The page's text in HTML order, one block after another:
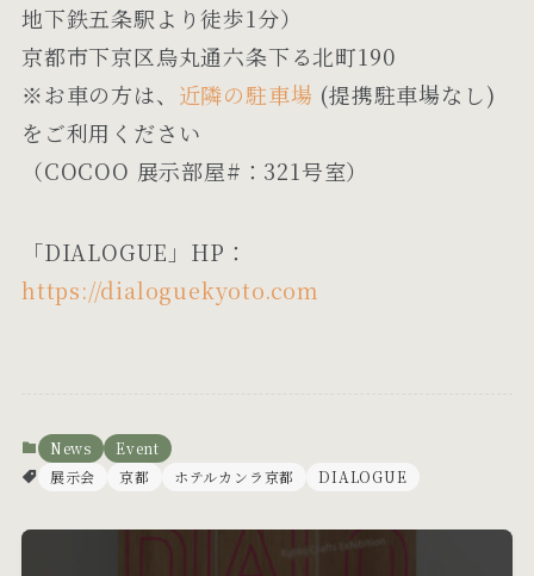
地下鉄五条駅より徒歩1分）
京都市下京区烏丸通六条下る北町190
※お車の方は、 近隣の駐車場 (提携駐車場なし)
をご利用ください
（COCOO 展示部屋#：321号室）
「DIALOGUE」HP：
https://dialoguekyoto.com
News
Event
展示会
京都 ホテルカンラ京都 DIALOGUE